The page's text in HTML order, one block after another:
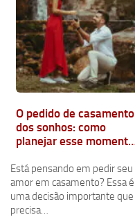
O pedido de casamento
dos sonhos: como
planejar esse momento
Está pensando em pedir seu
amor em casamento? Essa é
uma decisão importante que
precisa…